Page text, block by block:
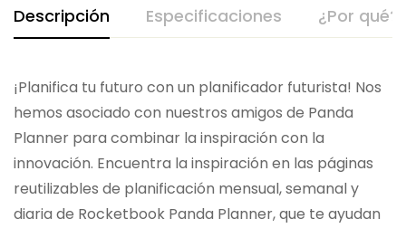
Descripción Especificaciones ¿Por qué?
¡Planifica tu futuro con un planificador futurista! Nos
hemos asociado con nuestros amigos de Panda
Planner para combinar la inspiración con la
innovación. Encuentra la inspiración en las páginas
reutilizables de planificación mensual, semanal y
diaria de Rocketbook Panda Planner, que te ayudan